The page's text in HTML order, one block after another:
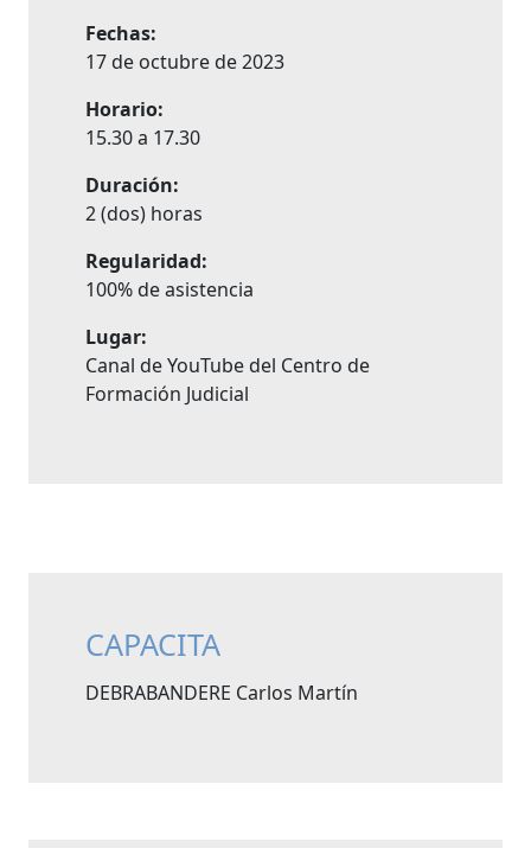
Fechas:
17 de octubre de 2023
Horario:
15.30 a 17.30
Duración:
2 (dos) horas
Regularidad:
100% de asistencia
Lugar:
Canal de YouTube del Centro de
Formación Judicial
CAPACITA
DEBRABANDERE Carlos Martín